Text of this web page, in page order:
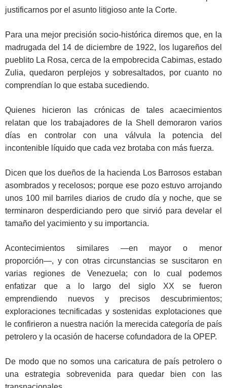
justificarnos por el asunto litigioso ante la Corte.
Para una mejor precisión socio-histórica diremos que, en la
madrugada del 14 de diciembre de 1922, los lugareños del
pueblito La Rosa, cerca de la empobrecida Cabimas, estado
Zulia, quedaron perplejos y sobresaltados, por cuanto no
comprendían lo que estaba sucediendo.
Quienes hicieron las crónicas de tales acaecimientos
relatan que los trabajadores de la Shell demoraron varios
días en controlar con una válvula la potencia del
incontenible líquido que cada vez brotaba con más fuerza.
Dicen que los dueños de la hacienda Los Barrosos estaban
asombrados y recelosos; porque ese pozo estuvo arrojando
unos 100 mil barriles diarios de crudo día y noche, que se
terminaron desperdiciando pero que sirvió para develar el
tamaño del yacimiento y su importancia.
Acontecimientos similares ―en mayor o menor
proporción―, y con otras circunstancias se suscitaron en
varias regiones de Venezuela; con lo cual podemos
enfatizar que a lo largo del siglo XX se fueron
emprendiendo nuevos y precisos descubrimientos;
exploraciones tecnificadas y sostenidas explotaciones que
le confirieron a nuestra nación la merecida categoría de país
petrolero y la ocasión de hacerse cofundadora de la OPEP.
De modo que no somos una caricatura de país petrolero o
una estrategia sobrevenida para quedar bien con las